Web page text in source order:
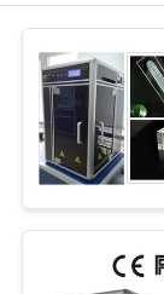
WIR
ÜBER
UNS